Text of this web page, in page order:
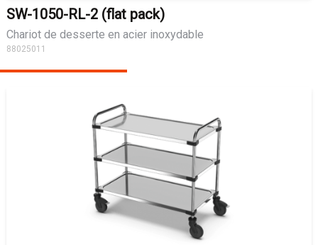
SW-1050-RL-2 (flat pack)
Chariot de desserte en acier inoxydable
88025011